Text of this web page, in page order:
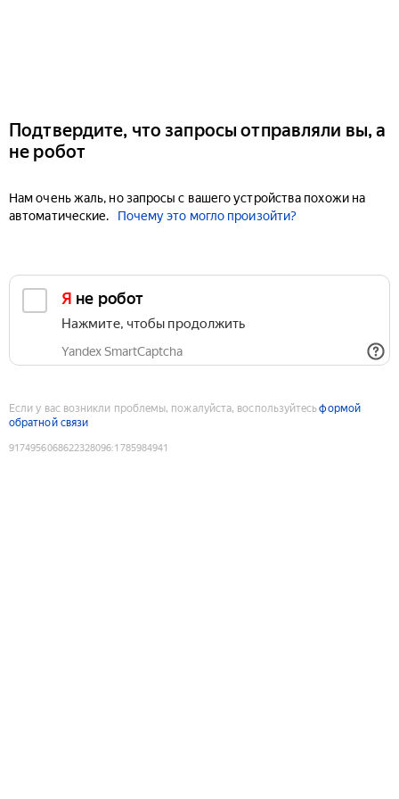
Подтвердите, что запросы отправляли вы, а
не робот
Нам очень жаль, но запросы с вашего устройства похожи на
автоматические.
Почему это могло произойти?
Я не робот
Нажмите, чтобы продолжить
Yandex SmartCaptcha
Если у вас возникли проблемы, пожалуйста, воспользуйтесьформой
обратной связи
9174956068622328096:1785984941